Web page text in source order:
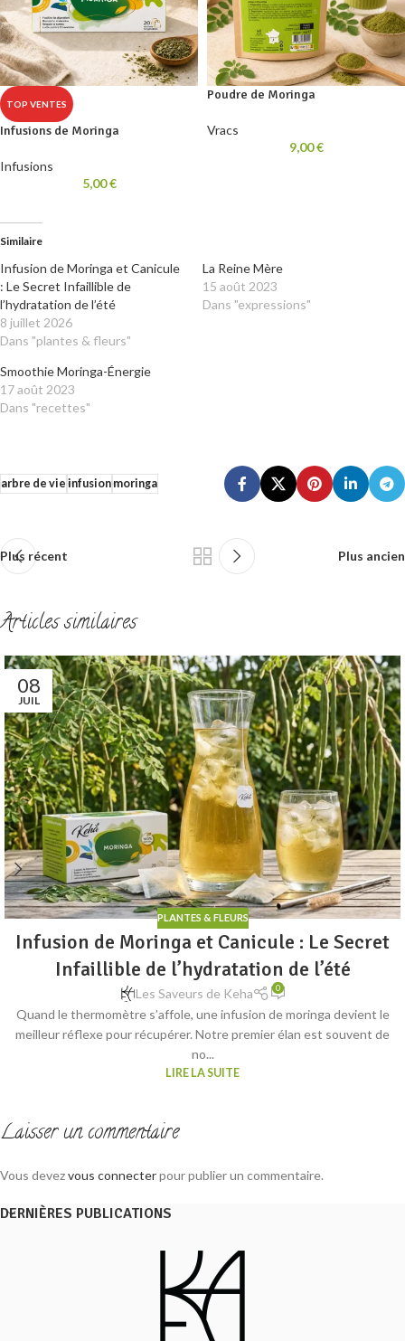
TOP VENTES
Infusions de Moringa
Infusions
5,00€
Poudre de Moringa
Vracs
9,00€
Similaire
Infusion de Moringa et Canicule
: Le Secret Infaillible de
l’hydratation de l’été
8 juillet 2026
Dans "plantes & fleurs"
La Reine Mère
15 août 2023
Dans "expressions"
Smoothie Moringa-Énergie
17 août 2023
Dans "recettes"
arbre de vie infusionmoringa
Plus récent Plus ancien
Articles similaires
08
JUIL
PLANTES & FLEURS
Infusion de Moringa et Canicule : Le Secret
Infaillible de l’hydratation de l’été
Les Saveurs de Keha 0
Quand le thermomètre s’affole, une infusion de moringa devient le
meilleur réflexe pour récupérer. Notre premier élan est souvent de
no...
LIRE LA SUITE
Laisser un commentaire
Vous devezvous connecterpour publier un commentaire.
DERNIÈRES PUBLICATIONS